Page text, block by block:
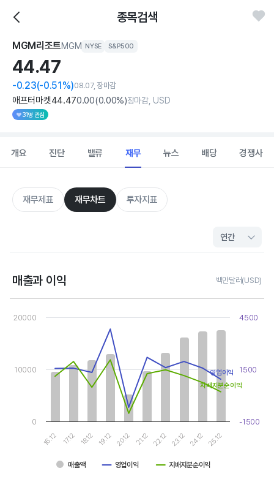
종목검색
MGM리조트MGM NYSE S&P500
44.47
-0.23(-0.51%)08.07, 장마감
애프터마켓44.470.00(0.00%)장마감, USD
31명 관심
개요 진단 밸류 재무 뉴스 배당 경쟁사
재무제표 재무차트 투자지표
매출과 이익 백만달러(USD)
Chart
View as data table, Chart
The chart has 1 X axis displaying categories.
The chart has 2 Y axes displaying values, and values.
매출액 영업이익 지배지분순이익
16.12 17.12 18.12 19.12 20.12 21.12 22.12 23.12 24.12 25.12
0
10000
20000
-1500
1500
4500
영업이익
지배지분순이익